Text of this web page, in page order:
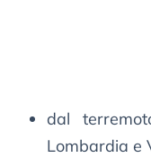
dal
Lombardia e